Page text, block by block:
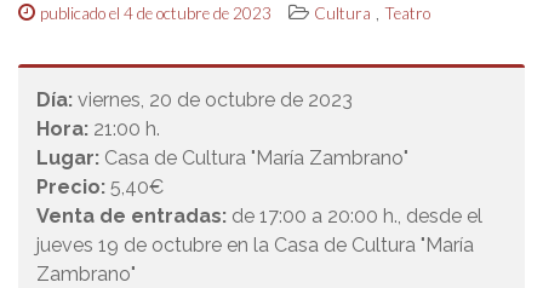
publicado el 4 de octubre de 2023 Cultura , Teatro
Día: viernes, 20 de octubre de 2023
Hora: 21:00 h.
Lugar: Casa de Cultura "María Zambrano"
Precio: 5,40€
Venta de entradas: de 17:00 a 20:00 h., desde el
jueves 19 de octubre en la Casa de Cultura "María
Zambrano"